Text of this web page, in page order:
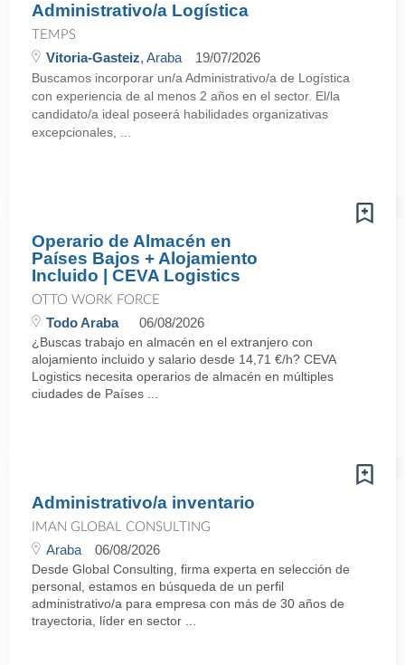
Administrativo/a Logística
TEMPS
Vitoria-Gasteiz, Araba 19/07/2026
Buscamos incorporar un/a Administrativo/a de Logística
con experiencia de al menos 2 años en el sector. El/la
candidato/a ideal poseerá habilidades organizativas
excepcionales, ...
Operario de Almacén en
Países Bajos + Alojamiento
Incluido | CEVA Logistics
OTTO WORK FORCE
Todo Araba 06/08/2026
¿Buscas trabajo en almacén en el extranjero con
alojamiento incluido y salario desde 14,71 €/h? CEVA
Logistics necesita operarios de almacén en múltiples
ciudades de Países ...
Administrativo/a inventario
IMAN GLOBAL CONSULTING
Araba 06/08/2026
Desde Global Consulting, firma experta en selección de
personal, estamos en búsqueda de un perfil
administrativo/a para empresa con más de 30 años de
trayectoria, líder en sector ...